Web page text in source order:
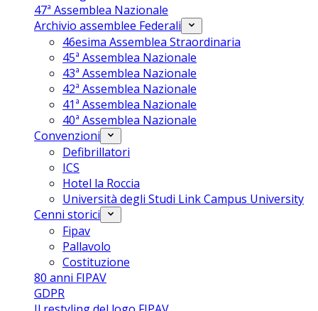
47ª Assemblea Nazionale
Archivio assemblee Federali
46esima Assemblea Straordinaria
45ª Assemblea Nazionale
43ª Assemblea Nazionale
42ª Assemblea Nazionale
41ª Assemblea Nazionale
40ª Assemblea Nazionale
Convenzioni
Defibrillatori
ICS
Hotel la Roccia
Università degli Studi Link Campus University
Cenni storici
Fipav
Pallavolo
Costituzione
80 anni FIPAV
GDPR